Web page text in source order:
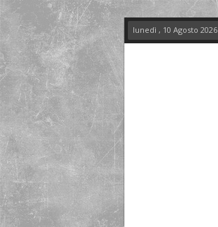
lunedì , 10 Agosto 2026